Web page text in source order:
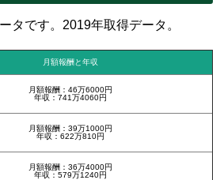
タです。2019年取得データ。
月額報酬と年収
月額報酬：46万6000円
年収：741万4060円
月額報酬：39万1000円
年収：622万810円
月額報酬：36万4000円
年収：579万1240円